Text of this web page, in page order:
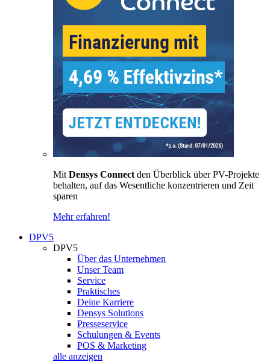
Mit Densys Connect den Überblick über PV-Projekte
behalten, auf das Wesentliche konzentrieren und Zeit
sparen
Mehr erfahren!
DPV5
DPV5
Über das Unternehmen
Unser Team
Service
Praktisches
Deine Karriere
Densys Solutions
Presseservice
Schulungen & Events
POS & Marketing
alle anzeigen